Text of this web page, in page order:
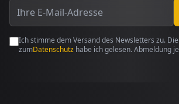
Ich stimme dem Versand des Newsletters zu.
zumDatenschutz habe ich gelesen. Abmeldung